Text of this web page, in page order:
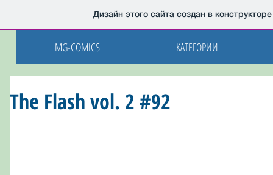
Дизайн этого сайта создан в
MG-COMICS КАТЕГОРИИ
The Flash vol. 2 #92